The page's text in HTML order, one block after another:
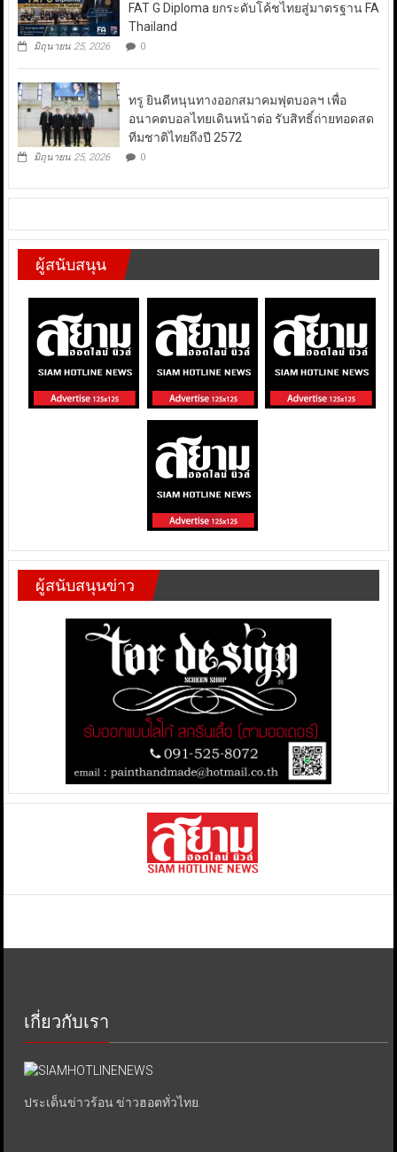
FAT G Diploma ยกระดับโค้ชไทยสู่มาตรฐาน FA
Thailand
มิถุนายน 25, 2026 0
ทรู ยินดีหนุนทางออกสมาคมฟุตบอลฯ เพื่อ
อนาคตบอลไทยเดินหน้าต่อ รับสิทธิ์ถ่ายทอดสด
ทีมชาติไทยถึงปี 2572
มิถุนายน 25, 2026 0
ผู้สนับสนุน
ผู้สนับสนุนข่าว
เกี่ยวกับเรา
ประเด็นข่าวร้อน ข่าวฮอตทั่วไทย.